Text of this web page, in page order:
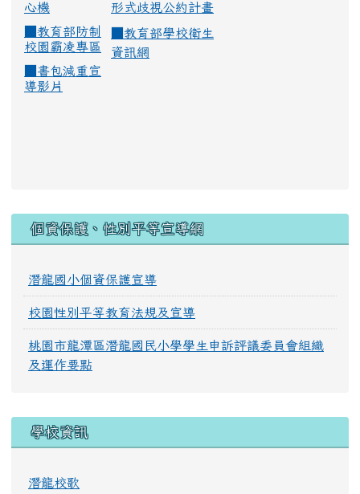
心機
形式歧視公約計畫
教育部防制
校園霸凌專區
教育部學校衛生
資訊網
書包減重宣
導影片
個資保護、性別平等宣導網
潛龍國小個資保護宣導
校園性別平等教育法規及宣導
桃園市龍潭區潛龍國民小學學生申訴評議委員會組織
及運作要點
學校資訊
潛龍校歌